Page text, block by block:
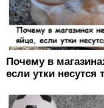
Почему в
если утки несутся